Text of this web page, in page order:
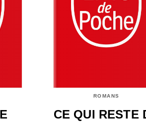
ROMANS
CE QUI RESTE